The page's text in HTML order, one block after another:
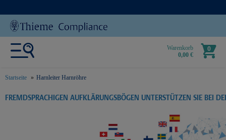
Warenkorb
0,00 €
0
Startseite Harnleiter Harnröhre
text.skipToContent
text.skipToNavigation
FREMDSPRACHIGEN AUFKLÄRUNGSBÖGEN UNTERSTÜTZEN SIE BEI